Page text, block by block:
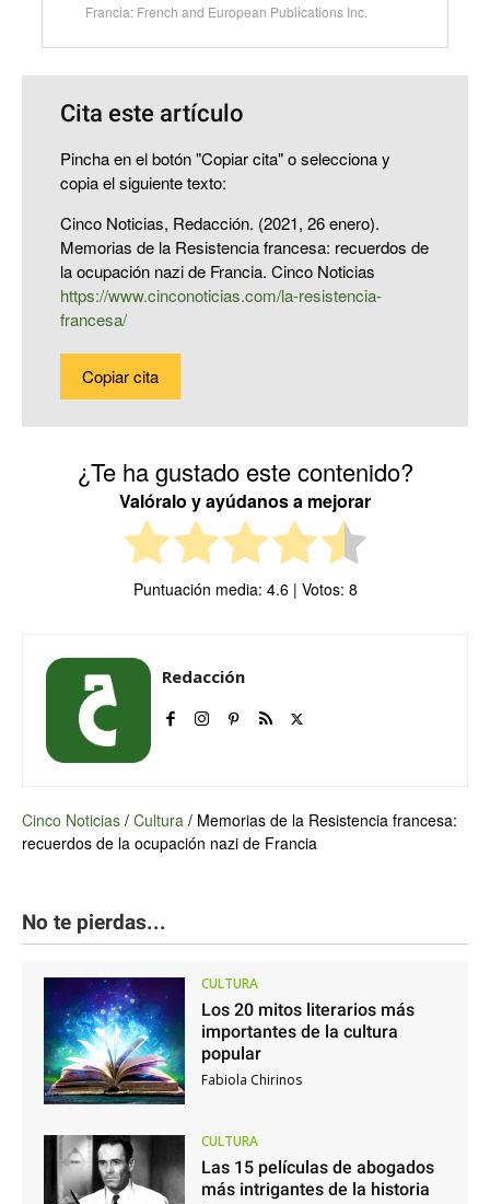
Francia: French and European Publications Inc.
Cita este artículo
Pincha en el botón "Copiar cita" o selecciona y
copia el siguiente texto:
Cinco Noticias, Redacción. (2021, 26 enero).
Memorias de la Resistencia francesa: recuerdos de
la ocupación nazi de Francia. Cinco Noticias
https://www.cinconoticias.com/la-resistencia-
francesa/
Copiar cita
¿Te ha gustado este contenido?
Valóralo y ayúdanos a mejorar
Puntuación media: 4.6| Votos: 8
Redacción
Cinco Noticias / Cultura / Memorias de la Resistencia francesa:
recuerdos de la ocupación nazi de Francia
No te pierdas...
CULTURA
Los 20 mitos literarios más
importantes de la cultura
popular
Fabiola Chirinos
CULTURA
Las 15 películas de abogados
más intrigantes de la historia